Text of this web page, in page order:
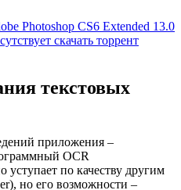
Photoshop CS6 Extended 13.0
скачать торрент
текстовых
приложения –
OCR
уступает по качеству другим
но его возможности –